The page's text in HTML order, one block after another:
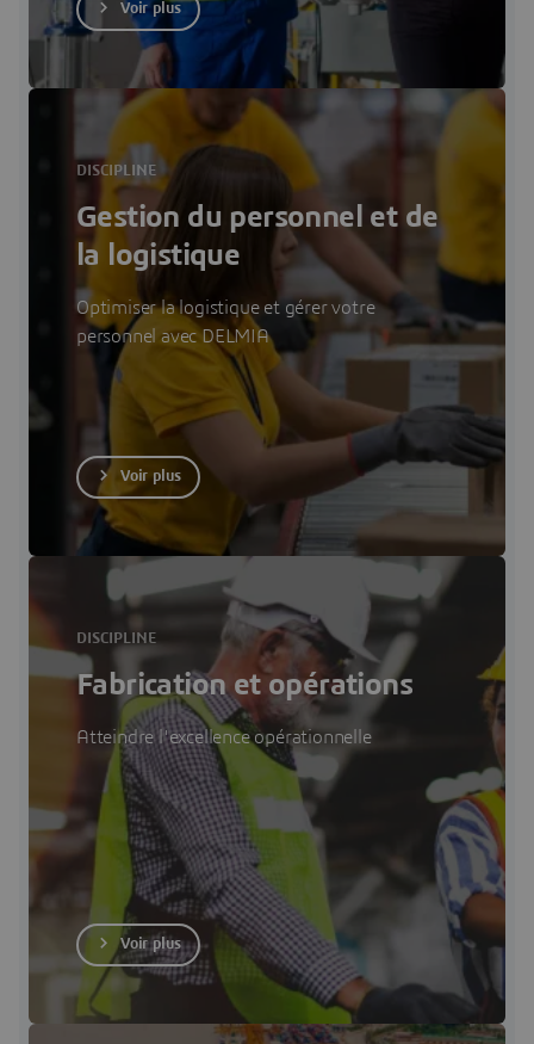
Voir plus
DISCIPLINE
Gestion du personnel et de
la logistique
Optimiser la logistique et gérer votre
personnel avec DELMIA
Voir plus
DISCIPLINE
Fabrication et opérations
Atteindre l'excellence opérationnelle
Voir plus